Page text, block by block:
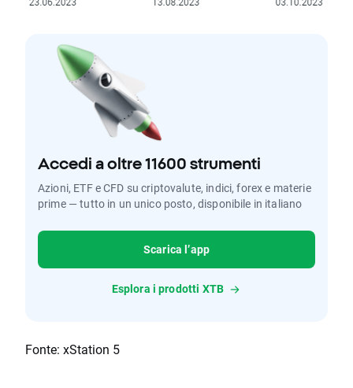
Accedi a oltre 11600 strumenti
Azioni, ETF e CFD su criptovalute, indici, forex e materie
prime — tutto in un unico posto, disponibile in italiano
Scarica l’app
Esplora i prodotti XTB
Fonte: xStation 5